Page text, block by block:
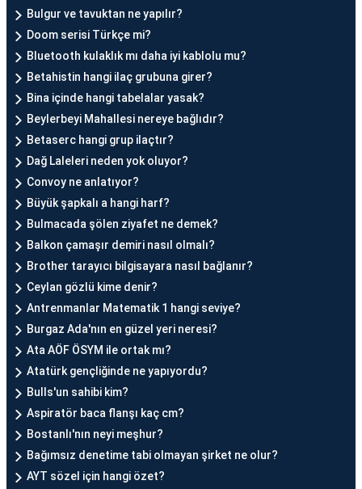
Bulgur ve tavuktan ne yapılır?
Doom serisi Türkçe mi?
Bluetooth kulaklık mı daha iyi kablolu mu?
Betahistin hangi ilaç grubuna girer?
Bina içinde hangi tabelalar yasak?
Beylerbeyi Mahallesi nereye bağlıdır?
Betaserc hangi grup ilaçtır?
Dağ Laleleri neden yok oluyor?
Convoy ne anlatıyor?
Büyük şapkalı a hangi harf?
Bulmacada şölen ziyafet ne demek?
Balkon çamaşır demiri nasıl olmalı?
Brother tarayıcı bilgisayara nasıl bağlanır?
Ceylan gözlü kime denir?
Antrenmanlar Matematik 1 hangi seviye?
Burgaz Ada'nın en güzel yeri neresi?
Ata AÖF ÖSYM ile ortak mı?
Atatürk gençliğinde ne yapıyordu?
Bulls'un sahibi kim?
Aspiratör baca flanşı kaç cm?
Bostanlı'nın neyi meşhur?
Bağımsız denetime tabi olmayan şirket ne olur?
AYT sözel için hangi özet?